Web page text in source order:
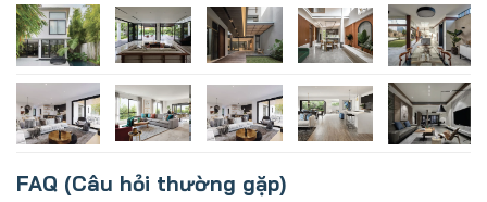
FAQ (Câu hỏi thường gặp)